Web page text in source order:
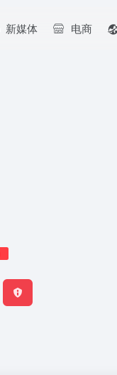
新媒体 电商